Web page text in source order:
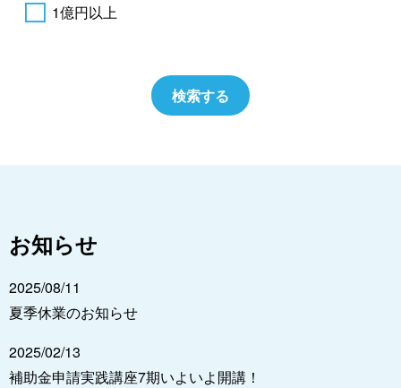
1億円以上
お知らせ
2025/08/11
夏季休業のお知らせ
2025/02/13
補助金申請実践講座7期いよいよ開講！